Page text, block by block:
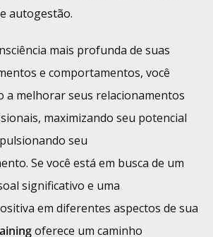
autogestão.
mais profunda de suas
e comportamentos, você
a melhorar seus relacionamentos
maximizando seu potencial
seu
Se você está em busca de um
significativo e uma
em diferentes aspectos de sua
oferece um caminho